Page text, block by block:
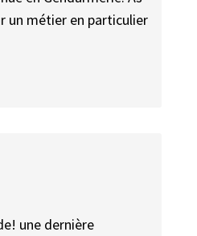
un métier en particulier
une dernière